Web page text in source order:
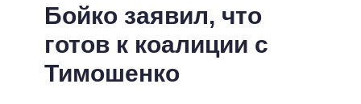
СТАТЬИ
МНЕНИЯ
ОБЗОРЫ
ОБЩЕСТВО
МИР
ВСЕ ПОЛИТИКИ
ПРЕЗИДЕНТ И ОФИС
ИНФОГРАФИКА
ВИДЕО
Бойко заявил, что
готов к коалиции с
Тимошенко